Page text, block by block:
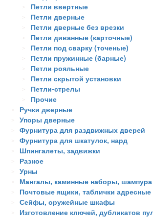
Петли ввертные
Петли дверные
Петли дверные без врезки
Петли диванные (карточные)
Петли под сварку (точеные)
Петли пружинные (барные)
Петли рояльные
Петли скрытой установки
Петли-стрелы
Прочие
Ручки дверные
Упоры дверные
Фурнитура для раздвижных дверей
Фурнитура для шкатулок, нард
Шпингалеты, задвижки
Разное
Урны
Мангалы, каминные наборы, шампура
Почтовые ящики, таблички адресные
Сейфы, оружейные шкафы
Изготовление ключей, дубликатов